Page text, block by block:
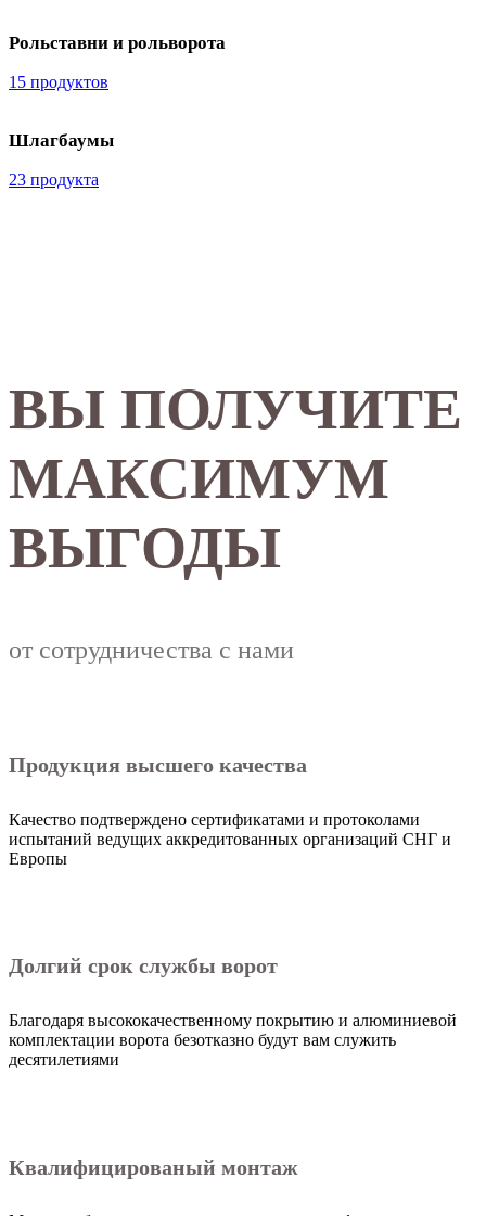
Рольставни и рольворота
15 продуктов
Шлагбаумы
23 продукта
ВЫ ПОЛУЧИТЕ
МАКСИМУМ
ВЫГОДЫ
от сотрудничества с нами
Продукция высшего качества
Качество подтверждено сертификатами и протоколами
испытаний ведущих аккредитованных организаций СНГ и
Европы
Долгий срок службы ворот
Благодаря высококачественному покрытию и алюминиевой
комплектации ворота безотказно будут вам служить
десятилетиями
Квалифицированый монтаж